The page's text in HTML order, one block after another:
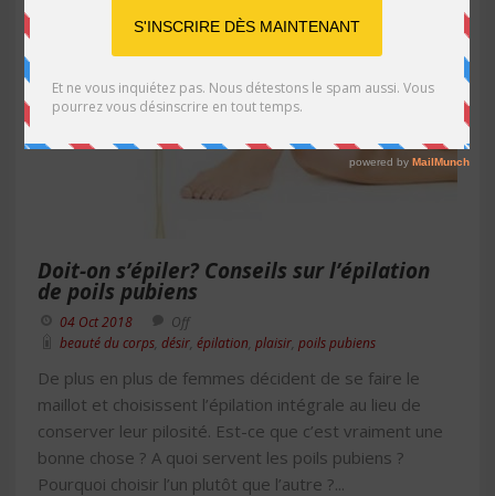
Doit-on s’épiler? Conseils sur l’épilation
de poils pubiens
04 Oct 2018
Off
beauté du corps désir épilation plaisir poils pubiens
De plus en plus de femmes décident de se faire le
maillot et choisissent l’épilation intégrale au lieu de
conserver leur pilosité. Est-ce que c’est vraiment une
bonne chose ? A quoi servent les poils pubiens ?
Pourquoi choisir l’un plutôt que l’autre ?...